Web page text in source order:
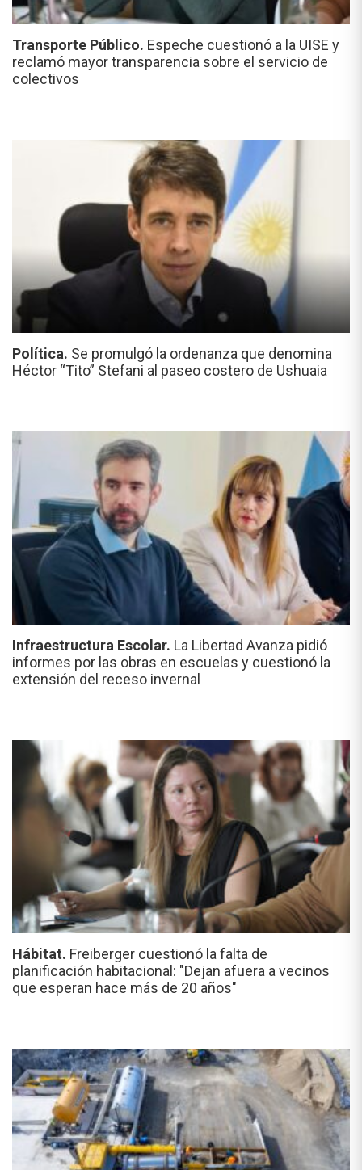
Transporte Público. Espeche cuestionó a la UISE y
reclamó mayor transparencia sobre el servicio de
colectivos
Política. Se promulgó la ordenanza que denomina
Héctor “Tito” Stefani al paseo costero de Ushuaia
Infraestructura Escolar. La Libertad Avanza pidió
informes por las obras en escuelas y cuestionó la
extensión del receso invernal
Hábitat. Freiberger cuestionó la falta de
planificación habitacional: "Dejan afuera a vecinos
que esperan hace más de 20 años"